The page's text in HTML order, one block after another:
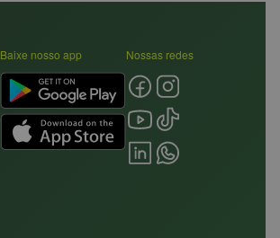
Baixe nosso app Nossas redes